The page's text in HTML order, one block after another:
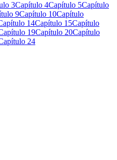
3Capítulo 4Capítulo 5Capítulo
9Capítulo 10Capítulo
14Capítulo 15Capítulo
19Capítulo 20Capítulo
24